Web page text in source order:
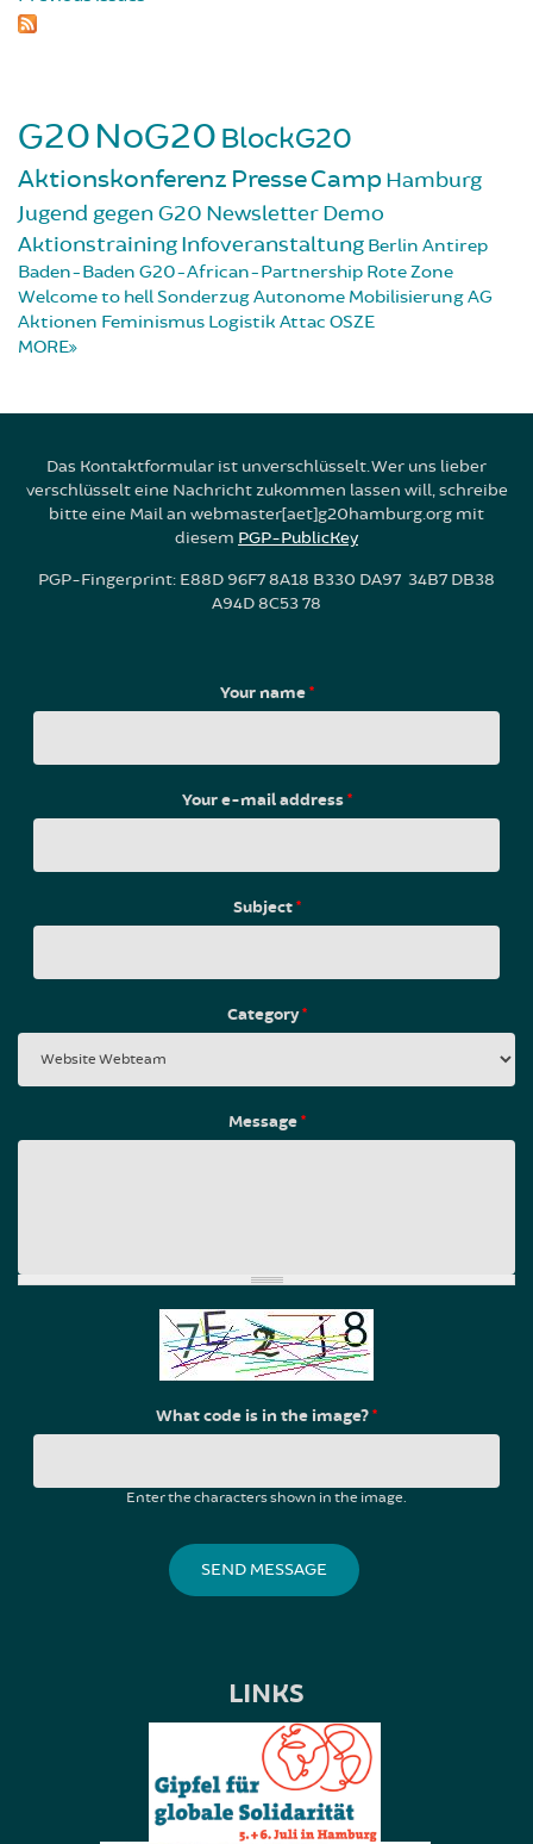
G20NoG20 BlockG20
Aktionskonferenz PresseCampHamburg
Jugend gegen G20 NewsletterDemo
AktionstrainingInfoveranstaltung Berlin Antirep
Baden-Baden G20-African-Partnership Rote Zone
Welcome to hellSonderzugAutonome MobilisierungAG
Aktionen Feminismus Logistik Attac OSZE
MORE
Das Kontaktformular ist unverschlüsselt. Wer uns lieber
verschlüsselt eine Nachricht zukommen lassen will, schreibe
bitte eine Mail an webmaster[aet]g20hamburg.org mit
diesem PGP-PublicKey
PGP-Fingerprint: E88D 96F7 8A18 B330 DA97 34B7 DB38
A94D 8C53 78
Your name*
Your e-mail address*
Subject*
Category*
Message*
What code is in the image?*
Enter the characters shown in the image.
LINKS